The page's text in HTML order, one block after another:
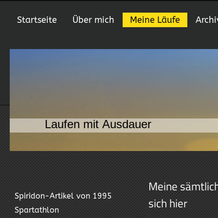
Startseite Über mich Meine Läufe
Laufen mit Ausdauer
Spiridon-Artikel von 1995
Spartathlon
Meine
sich hier